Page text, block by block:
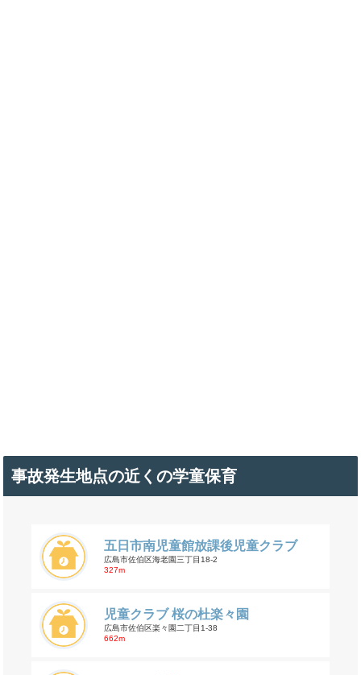
事故発生地点の近くの学童保育
五日市南児童館放課後児童クラブ
広島市佐伯区海老園三丁目18-2
327m
児童クラブ 桜の杜楽々園
広島市佐伯区楽々園二丁目1-38
662m